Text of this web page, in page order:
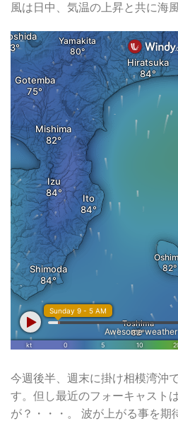
風は日中、気温の上昇と共に海
今週後半、週末に掛け相模湾沖
す。但し最近のフォーキャスト
が？・・・。 波が上がる事を期